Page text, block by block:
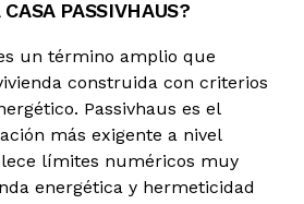
PASSIVHAUS?
un término amplio que
construida con criterios
Passivhaus es el
más exigente a nivel
límites numéricos muy
energética y hermeticidad